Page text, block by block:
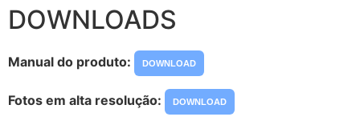
DOWNLOADS
Manual do produto: DOWNLOAD
Fotos em alta resolução: DOWNLOAD